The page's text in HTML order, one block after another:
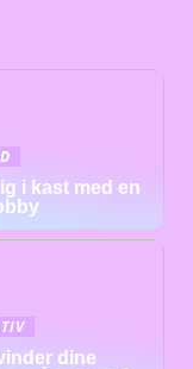
i kast med en
dine